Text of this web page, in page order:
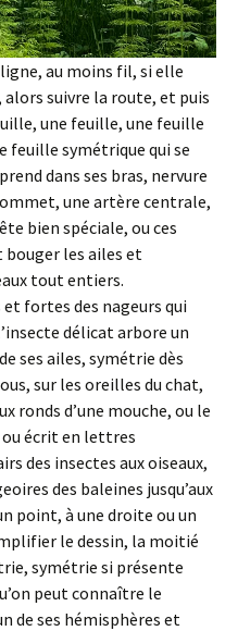
au moins fil, si elle
suivre la route, et puis
une feuille, une feuille
feuille symétrique qui se
dans ses bras, nervure
une artère centrale,
bien spéciale, ou ces
bouger les ailes et
tout entiers.
fortes des nageurs qui
délicat arbore un
ses ailes, symétrie dès
sur les oreilles du chat,
ronds d’une mouche, ou le
ou écrit en lettres
des insectes aux oiseaux,
des baleines jusqu’aux
point, à une droite ou un
le dessin, la moitié
symétrie si présente
peut connaître le
de ses hémisphères et